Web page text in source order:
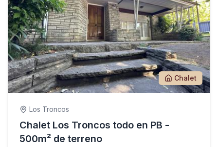
Chalet
Los Troncos
Chalet Los Troncos todo en PB -
500m² de terreno